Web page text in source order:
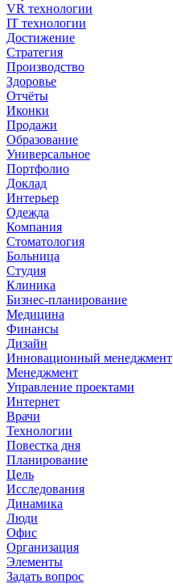
VR технологии
IT технологии
Достижение
Стратегия
Производство
Здоровье
Отчёты
Иконки
Продажи
Образование
Универсальное
Портфолио
Доклад
Интерьер
Одежда
Компания
Стоматология
Больница
Студия
Клиника
Бизнес-планирование
Медицина
Финансы
Дизайн
Инновационный менеджмент
Менеджмент
Управление проектами
Интернет
Врачи
Технологии
Повестка дня
Планирование
Цель
Исследования
Динамика
Люди
Офис
Организация
Элементы
Задать вопрос